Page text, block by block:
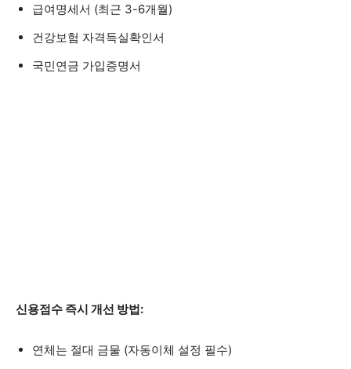
급여명세서 (최근 3-6개월)
건강보험 자격득실확인서
국민연금 가입증명서
신용점수 즉시 개선 방법:
연체는 절대 금물 (자동이체 설정 필수)